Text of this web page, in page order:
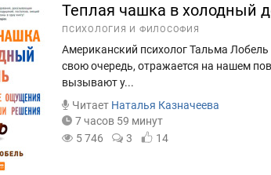
Теплая чашка в холодный
ПСИХОЛОГИЯ И ФИЛОСОФИЯ
Американский психолог Тальма
свою очередь, отражается на нашем
вызывают у...
Читает Наталья Казначеева
7 часов 59 минут
5 746
3 14